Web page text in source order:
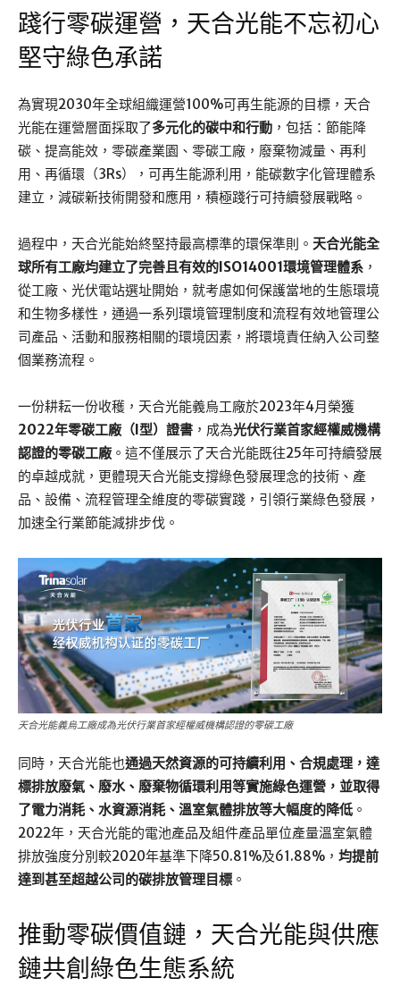
踐行零碳運營，天合光能不忘初心
堅守綠色承諾
為實現2030年全球組織運營100%可再生能源的目標，天合
光能在運營層面採取了多元化的碳中和行動 ，包括：節能降
碳、提高能效，零碳產業園、零碳工廠，廢棄物減量、再利
用、再循環（3Rs），可再生能源利用，能碳數字化管理體系
建立，減碳新技術開發和應用，積極踐行可持續發展戰略。
過程中，天合光能始終堅持最高標準的環保準則。 天合光能全
球所有工廠均建立了完善且有效的 ISO14001環境管理體系 ，
從工廠、光伏電站選址開始，就考慮如何保護當地的生態環境
和生物多樣性，通過一系列環境管理制度和流程有效地管理公
司產品、活動和服務相關的環境因素，將環境責任納入公司整
個業務流程。
一份耕耘一份收穫，天合光能義烏工廠於2023年4月榮獲
2022年零碳工廠（I型）證書 ，成為光伏行業首家經權威機構
認證的零碳工廠 。這不僅展示了天合光能既往25年可持續發展
的卓越成就，更體現天合光能支撐綠色發展理念的技術、產
品、設備、流程管理全維度的零碳實踐，引領行業綠色發展，
加速全行業節能減排步伐。
天合光能義烏工廠成為光伏行業首家經權威機構認證的零碳工廠
同時，天合光能也通過天然資源的可持續利用、合規處理，達
標排放廢氣、廢水、廢棄物循環利用等實施綠色運營，並取得
了電力消耗、水資源消耗、溫室氣體排放等大幅度的降低 。
2022年，天合光能的電池產品及組件產品單位產量溫室氣體
排放強度分別較2020年基準下降50.81%及61.88%， 均提前
達到甚至超越公司的碳排放管理目標 。
推動零碳價值鏈，天合光能與供應
鏈共創綠色生態系統